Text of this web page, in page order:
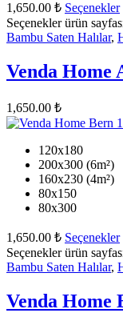
1,650.00 ₺ Seçenekler
Seçenekler ürün
Bambu Saten Halılar,
Venda Home
1,650.00 ₺
120x180
200x300 (6m²)
160x230 (4m²)
80x150
80x300
1,650.00 ₺ Seçenekler
Seçenekler ürün
Bambu Saten Halılar,
Venda Home